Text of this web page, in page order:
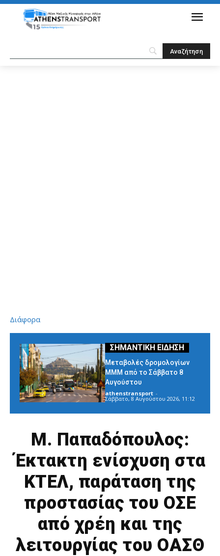
Διάφορα
Μεταβολές δρομολογίων
ΜΜΜ από το Σάββατο 8
Αυγούστου
athenstransport -
Σάββατο, 8 Αυγούστου 2026, 11:12
Μ. Παπαδόπουλος:
Έκτακτη ενίσχυση στα
ΚΤΕΛ, παράταση της
προστασίας του ΟΣΕ
από χρέη και της
λειτουργίας του ΟΑΣΘ